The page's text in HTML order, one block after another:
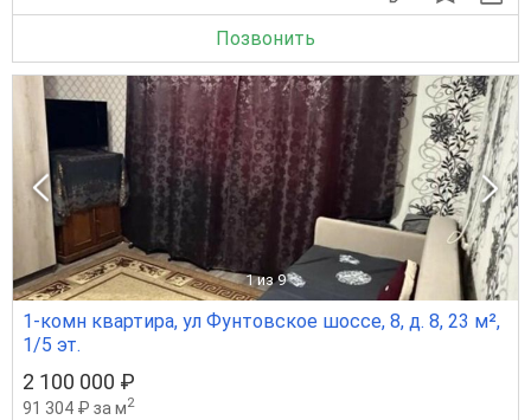
Позвонить
1 из 9
1-комн квартира, ул Фунтовское шоссе, 8, д. 8, 23 м²,
1/5 эт.
2 100 000 ₽
91 304 ₽ за м2